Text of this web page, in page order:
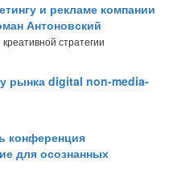
и рекламе компании
Антоновский
стратегии
рынка digital non-media-
конференция
для осознанных